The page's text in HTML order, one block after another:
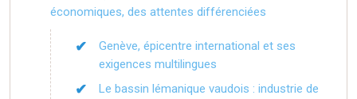
économiques, des attentes différenciées
Genève, épicentre international et ses
exigences multilingues
Le bassin lémanique vaudois : industrie de